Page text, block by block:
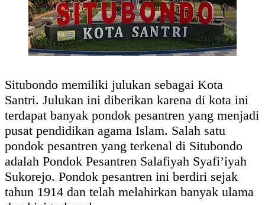
Situbondo memiliki julukan sebagai Kota
Santri. Julukan ini diberikan karena di kota ini
terdapat banyak pondok pesantren yang menjadi
pusat pendidikan agama Islam. Salah satu
pondok pesantren yang terkenal di Situbondo
adalah Pondok Pesantren Salafiyah Syafi’iyah
Sukorejo. Pondok pesantren ini berdiri sejak
tahun 1914 dan telah melahirkan banyak ulama